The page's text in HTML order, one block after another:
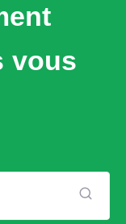
vous